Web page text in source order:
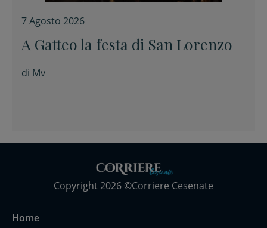
7 Agosto 2026
A Gatteo la festa di San Lorenzo
di Mv
Copyright 2026 ©Corriere Cesenate
Home